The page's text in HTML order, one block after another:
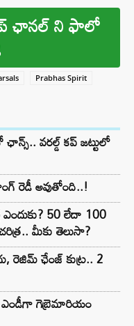
ఛానల్ ని ఫాలో
Prabhas Spirit
వరల్డ్ కప్ జట్టులో
రెడీ అవుతోంది..!
50 లేదా 100
మీకు తెలుసా?
రెజిమ్ ఛేంజ్ కుట్ర.. 2
గెబ్రెమారియం